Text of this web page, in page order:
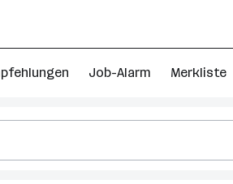
Job-Alarm Merkliste